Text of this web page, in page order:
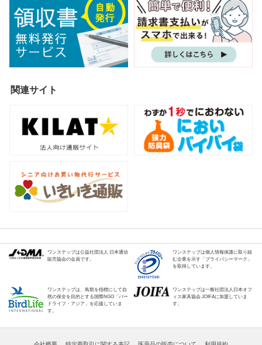
関連サイト
ワンステップは公益社団法人 日本通信
販売協会の会員です。
ワンステップは個人情報保護に取り組
む企業を示す「プライバシーマーク」
を取得しています。
ワンステップは、鳥類を指標にして自
然の保全を目的とする国際NGO「バー
ドライフ・アジア」を応援していま
す。
ワンステップは一般社団法人日本オフ
ィス家具協会 JOIFAに加盟していま
す。